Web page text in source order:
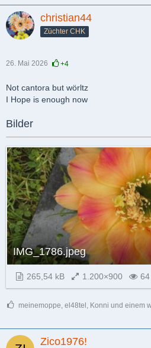
christian44
Züchter CHK
26. Mai 2026 +4
Not cantora but wörltz
I Hope is enough now
Bilder
IMG_1786.jpeg
265,54 kB 1.200×900 64
meinemoppe, el48tel, Konni und einem
Zico1976!